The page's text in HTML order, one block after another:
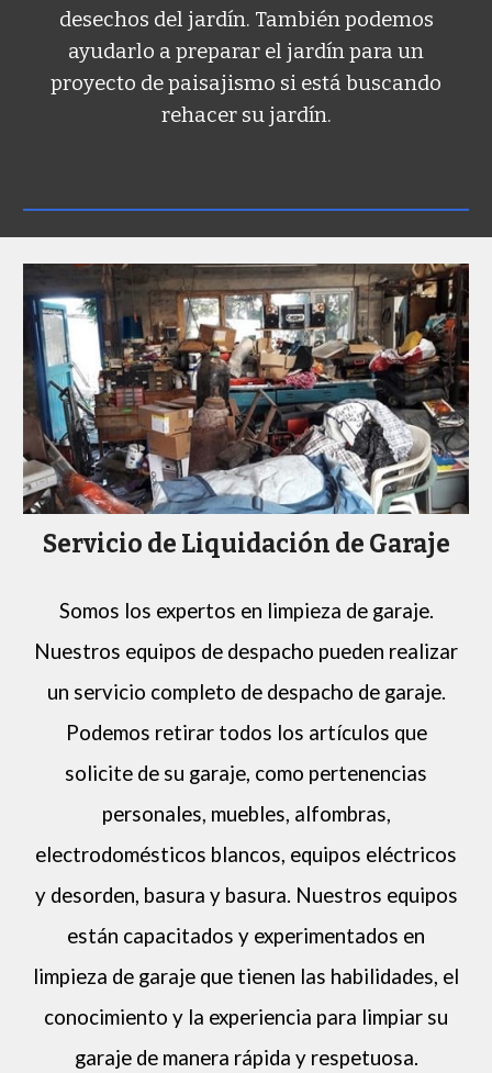
desechos del jardín. También podemos
ayudarlo a preparar el jardín para un
proyecto de paisajismo si está buscando
rehacer su jardín.
Servicio de Liquidación de Garaje
Somos los expertos en limpieza de garaje.
Nuestros equipos de despacho pueden realizar
un servicio completo de despacho de garaje.
Podemos retirar todos los artículos que
solicite de su garaje, como pertenencias
personales, muebles, alfombras,
electrodomésticos blancos, equipos eléctricos
y desorden, basura y basura. Nuestros equipos
están capacitados y experimentados en
limpieza de garaje que tienen las habilidades, el
conocimiento y la experiencia para limpiar su
garaje de manera rápida y respetuosa.